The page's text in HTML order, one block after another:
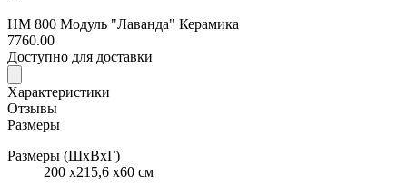
НМ 800 Модуль "Лаванда" Керамика
7760.00
Доступно для доставки
Характеристики
Отзывы
Размеры
Размеры (ШхВхГ)
200 x215,6 x60 см